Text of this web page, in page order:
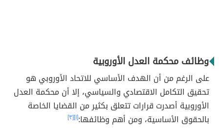
وظائف محكمة العدل الأوروبية
على الرغم من أن الهدف الأساسي للاتحاد الأوروبي هو
تحقيق التكامل الاقتصادي والسياسي، إلا أن محكمة العدل
الأوروبية أصدرت قرارات تتعلق بكثير من القضايا الخاصة
بالحقوق الأساسية، ومن أهم وظائفها:[١] [٣]